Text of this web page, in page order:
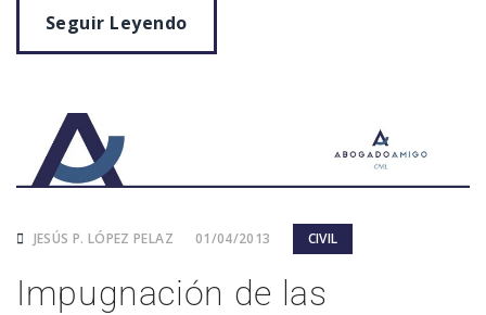
Seguir Leyendo
JESÚS P. LÓPEZ PELAZ 01/04/2013 CIVIL
Impugnación de las